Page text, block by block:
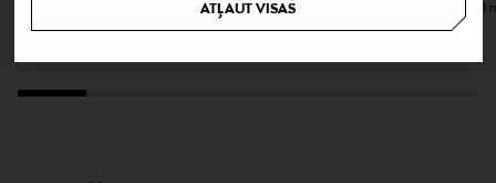
ATĻAUT VISAS
The Rejuvenating Night Face Cream
Blue Therapy Night nakts krēms 50
Original Price
98,00 €